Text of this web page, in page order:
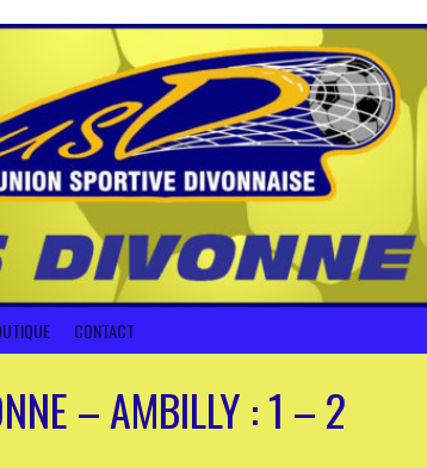
CONTACT
– AMBILLY : 1 – 2